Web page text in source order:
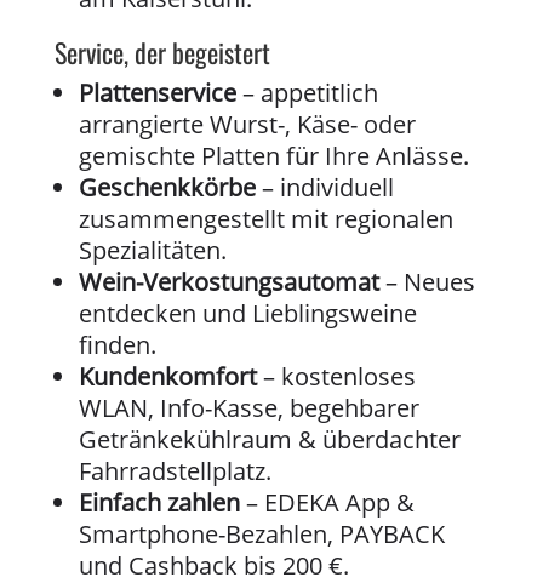
Service, der begeistert
Plattenservice– appetitlich
arrangierte Wurst-, Käse- oder
gemischte Platten für Ihre Anlässe.
Geschenkkörbe– individuell
zusammengestellt mit regionalen
Spezialitäten.
Wein-Verkostungsautomat– Neues
entdecken und Lieblingsweine
finden.
Kundenkomfort– kostenloses
WLAN, Info-Kasse, begehbarer
Getränkekühlraum & überdachter
Fahrradstellplatz.
Einfach zahlen– EDEKA App &
Smartphone-Bezahlen, PAYBACK
und Cashback bis 200 €.